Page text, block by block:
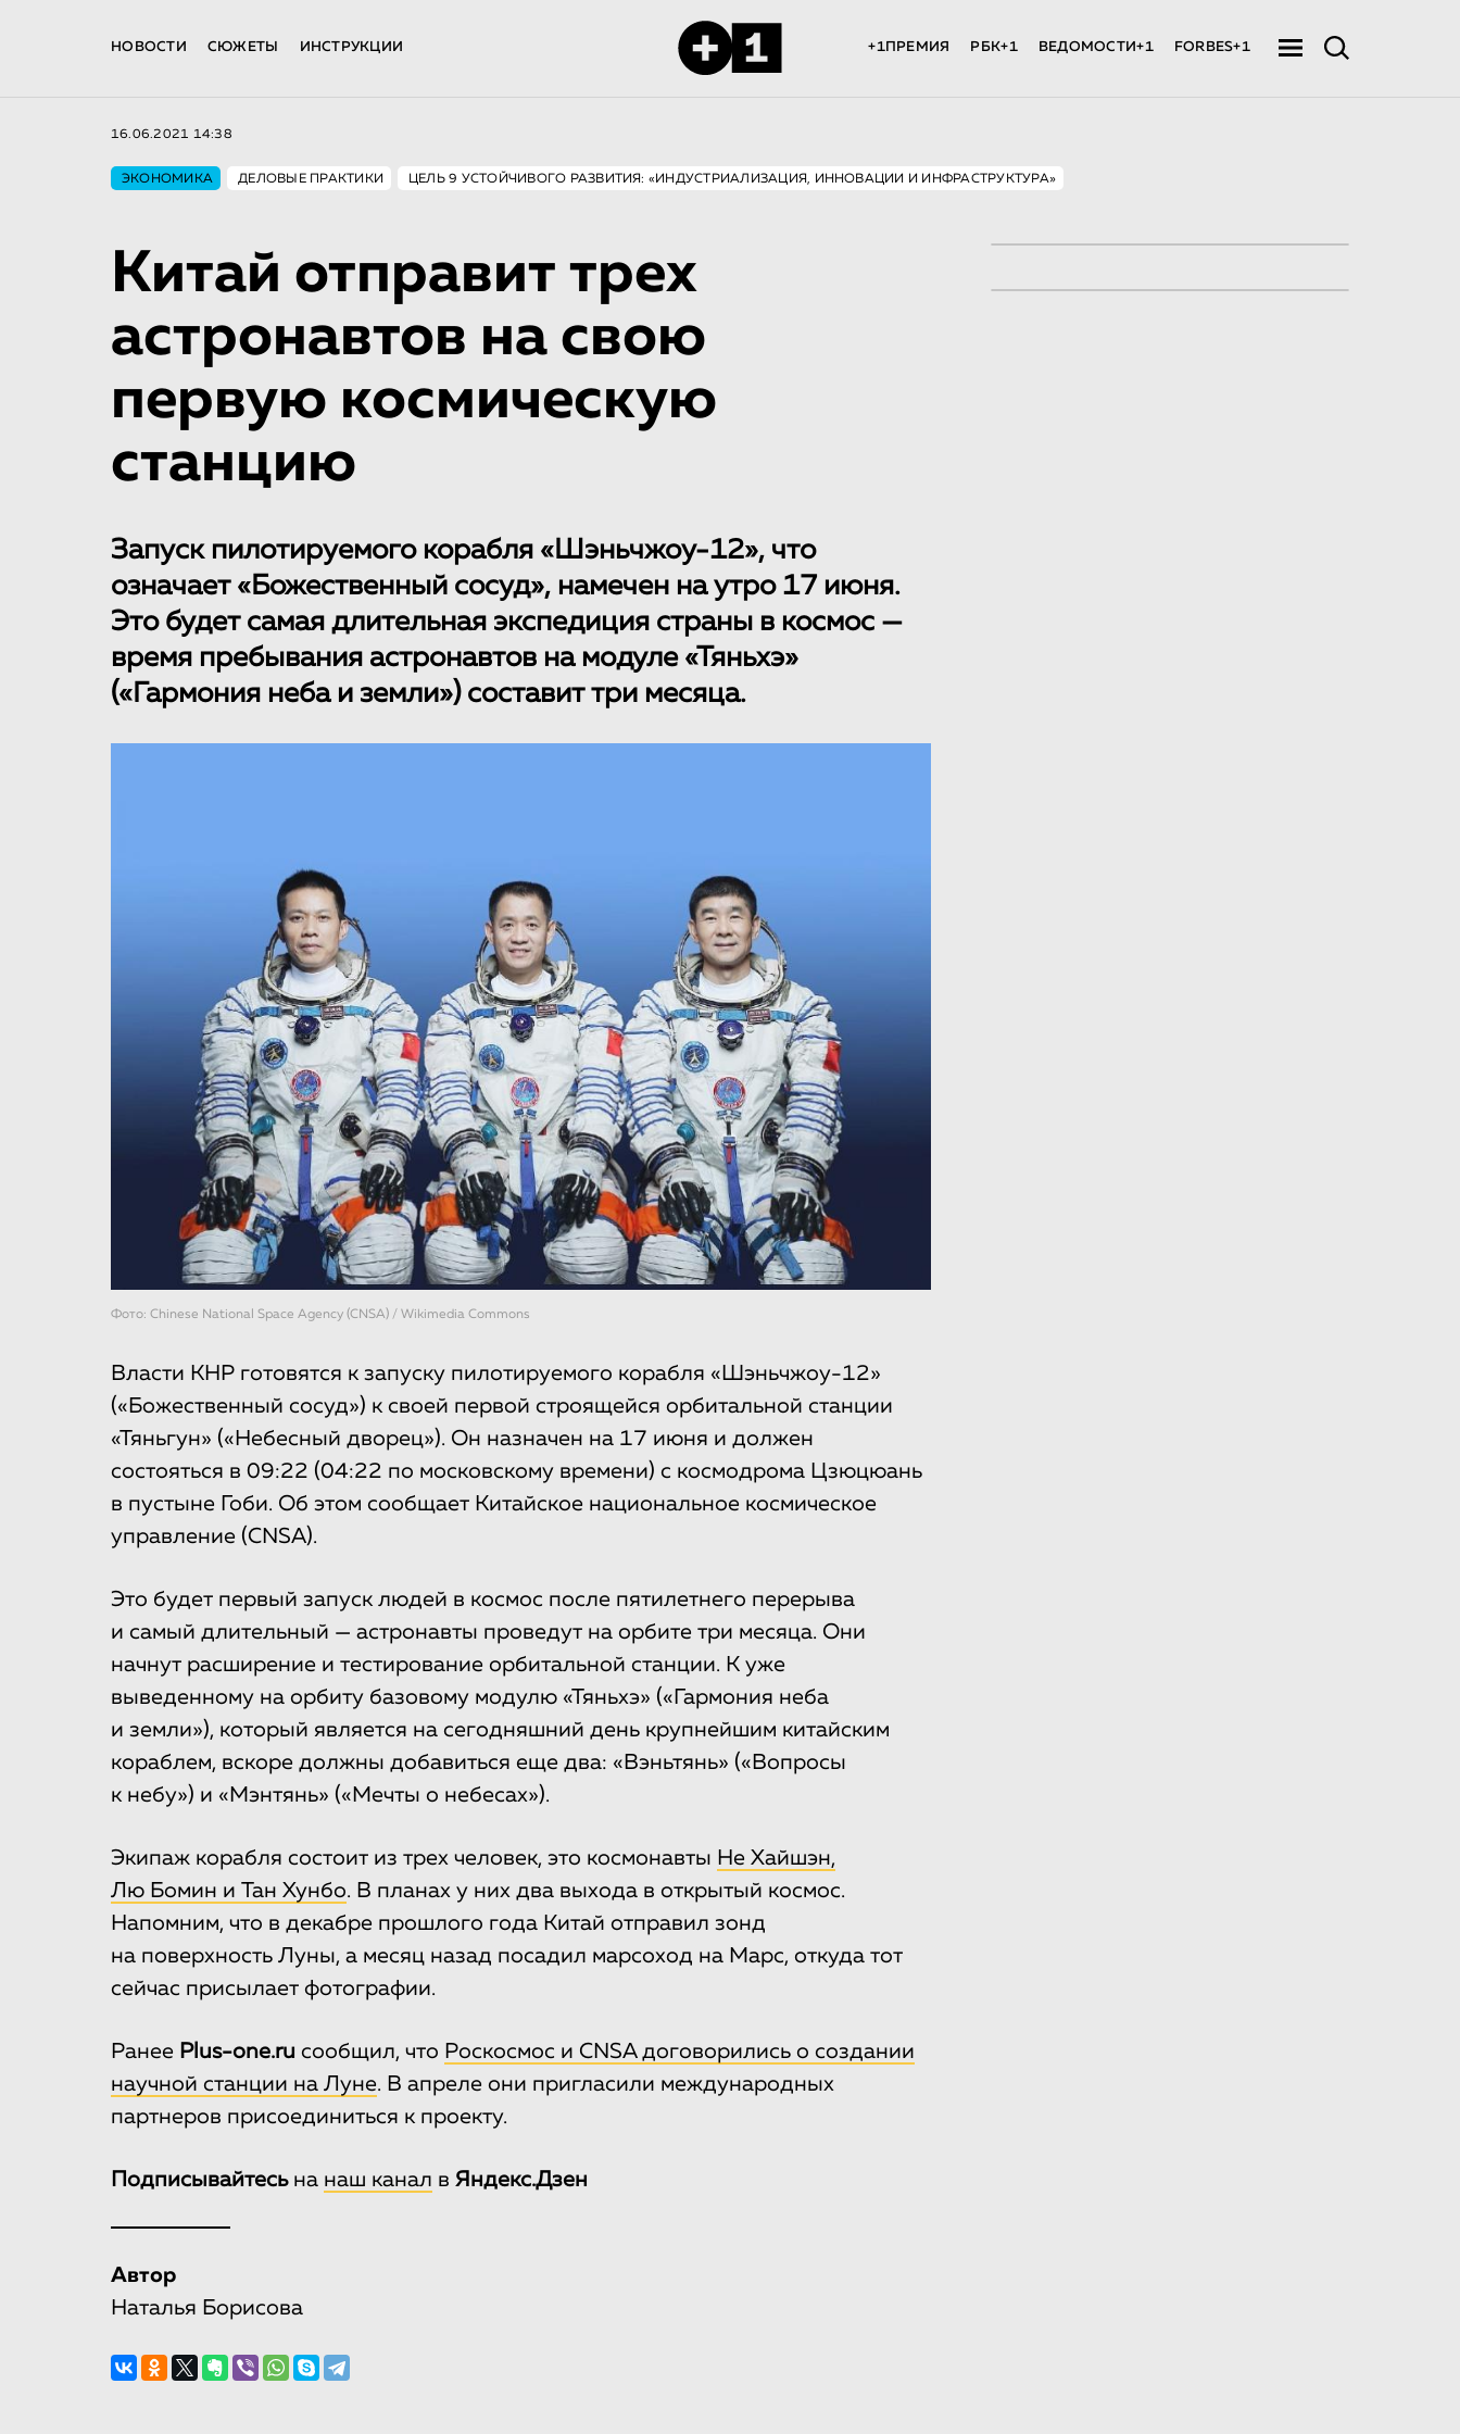
НОВОСТИ СЮЖЕТЫ ИНСТРУКЦИИ +1ПРЕМИЯ РБК+1 ВЕДОМОСТИ+1 FORBES+1
16.06.2021 14:38
ЭКОНОМИКА ДЕЛОВЫЕ ПРАКТИКИ ЦЕЛЬ 9 УСТОЙЧИВОГО РАЗВИТИЯ: «ИНДУСТРИАЛИЗАЦИЯ, ИННОВАЦИИ И ИНФРАСТРУКТУРА»
Китай отправит трех
астронавтов на свою
первую космическую
станцию
Запуск пилотируемого корабля «Шэньчжоу-12», что
означает «Божественный сосуд», намечен на утро 17 июня.
Это будет самая длительная экспедиция страны в космос —
время пребывания астронавтов на модуле «Тяньхэ»
(«Гармония неба и земли») составит три месяца.
Фото: Chinese National Space Agency (CNSA) / Wikimedia Commons
Власти КНР готовятся к запуску пилотируемого корабля «Шэньчжоу-12»
(«Божественный сосуд») к своей первой строящейся орбитальной станции
«Тяньгун» («Небесный дворец»). Он назначен на 17 июня и должен
состояться в 09:22 (04:22 по московскому времени) с космодрома Цзюцюань
в пустыне Гоби. Об этом сообщает Китайское национальное космическое
управление (CNSA).
Это будет первый запуск людей в космос после пятилетнего перерыва
и самый длительный — астронавты проведут на орбите три месяца. Они
начнут расширение и тестирование орбитальной станции. К уже
выведенному на орбиту базовому модулю «Тяньхэ» («Гармония неба
и земли»), который является на сегодняшний день крупнейшим китайским
кораблем, вскоре должны добавиться еще два: «Вэньтянь» («Вопросы
к небу») и «Мэнтянь» («Мечты о небесах»).
Экипаж корабля состоит из трех человек, это космонавты Не Хайшэн,
Лю Бомин и Тан Хунбо. В планах у них два выхода в открытый космос.
Напомним, что в декабре прошлого года Китай отправил зонд
на поверхность Луны, а месяц назад посадил марсоход на Марс, откуда тот
сейчас присылает фотографии.
Ранее Plus-one.ru сообщил, что Роскосмос и CNSA договорились о создании
научной станции на Луне. В апреле они пригласили международных
партнеров присоединиться к проекту.
Подписывайтесьна наш канал в Яндекс.Дзен
Автор
Наталья Борисова